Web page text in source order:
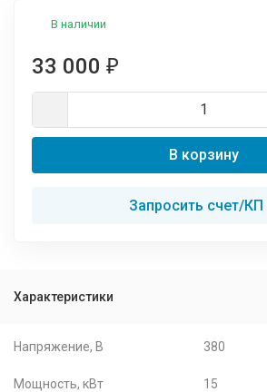
В наличии
33 000 ₽
В корзину
Запросить счет/КП
Характеристики
Напряжение, В 380
Мощность, кВт 15